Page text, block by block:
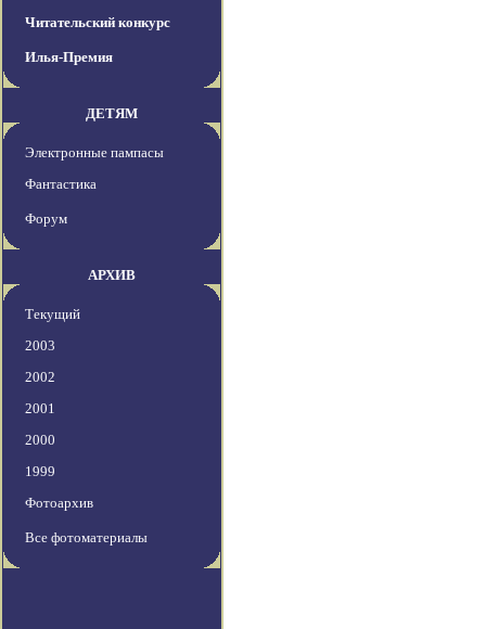
Читательский конкурс
Илья-Премия
ДЕТЯМ
Электронные пампасы
Фантастика
Форум
АРХИВ
Текущий
2003
2002
2001
2000
1999
Фотоархив
Все фотоматериалы